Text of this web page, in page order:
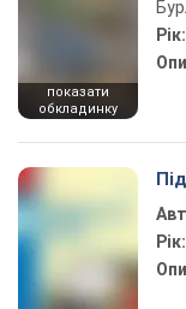
показати
обкладинку
Рік:
Рік: